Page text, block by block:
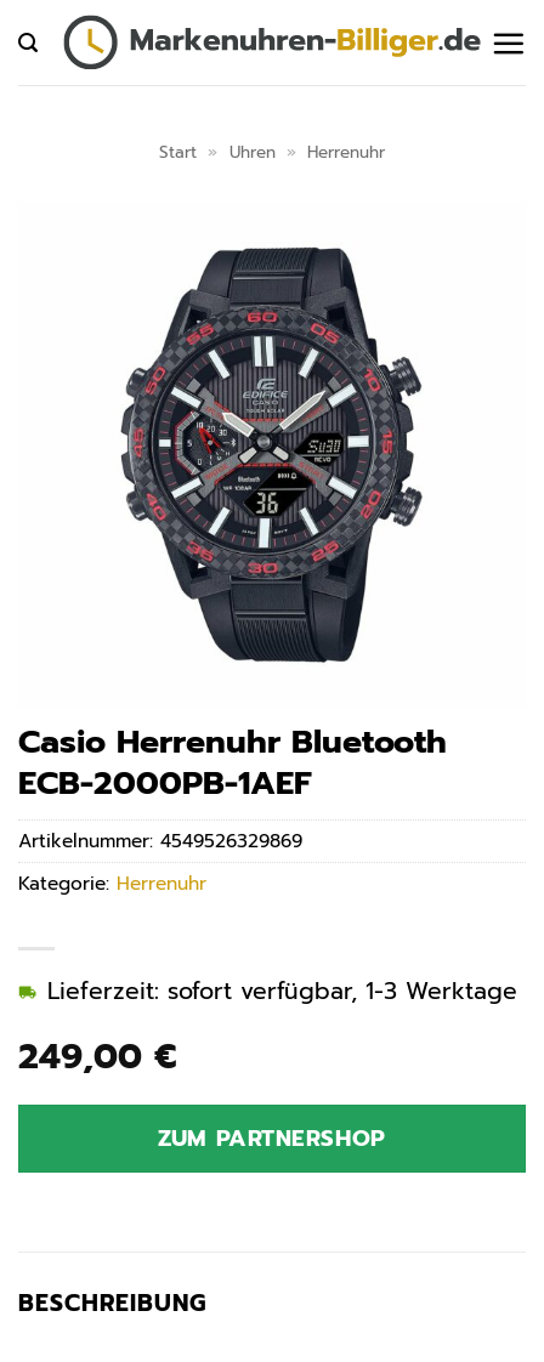
Inhalt
springen
Start » Uhren » Herrenuhr
Casio Herrenuhr Bluetooth
ECB-2000PB-1AEF
249,00 €
Lieferzeit: sofort verfügbar, 1-3 Werktage
ZUM PARTNERSHOP
Artikelnummer: 4549526329869
Kategorie: Herrenuhr
BESCHREIBUNG